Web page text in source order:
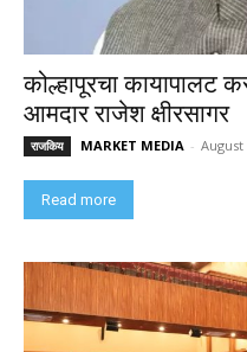
कोल्हापूरचा कायापालट
आमदार राजेश क्षीरसागर
राजकिय MARKET MEDIA - August
Read more